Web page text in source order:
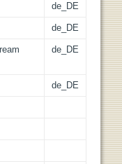
de_DE
de_DE
de_DE
de_DE